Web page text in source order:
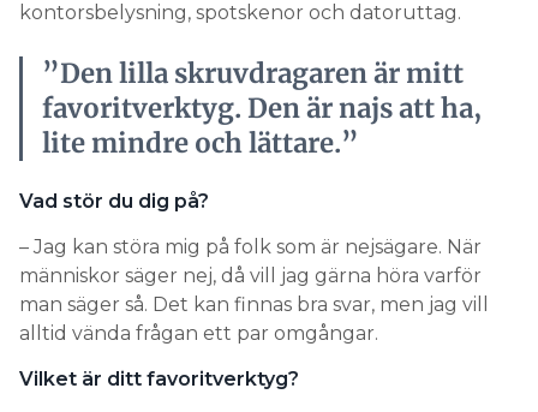
kontorsbelysning, spotskenor och datoruttag.
”Den lilla skruvdragaren är mitt
favoritverktyg. Den är najs att ha,
lite mindre och lättare.”
Vad stör du dig på?
– Jag kan störa mig på folk som är nejsägare. När
människor säger nej, då vill jag gärna höra varför
man säger så. Det kan finnas bra svar, men jag vill
alltid vända frågan ett par omgångar.
Vilket är ditt favoritverktyg?